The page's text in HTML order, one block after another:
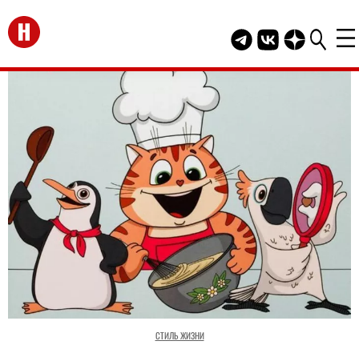
Перейти на главную
Telegram канал
Группа HELLO
Канал
СТИЛЬ ЖИЗНИ